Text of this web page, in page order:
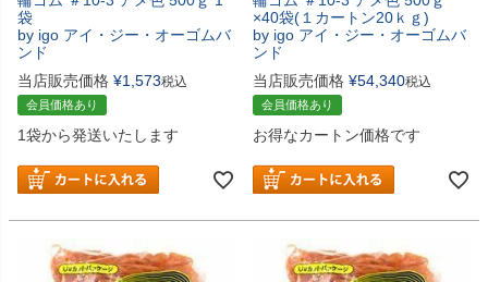
袋
by igo アイ・ジー・オーゴムバ
ンド
当店販売価格 ¥1,573税込
会員価格あり
1袋から発送いたします
×40袋(１カートン20ｋｇ)
by igo アイ・ジー・オーゴムバ
ンド
当店販売価格 ¥54,340税込
会員価格あり
お得なカートン価格です